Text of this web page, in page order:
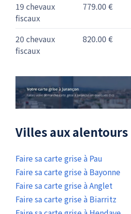
19 chevaux
fiscaux
779.00 €
20 chevaux
fiscaux
820.00 €
Villes aux alentours
Faire sa carte grise à Pau
Faire sa carte grise à Bayonne
Faire sa carte grise à Anglet
Faire sa carte grise à Biarritz